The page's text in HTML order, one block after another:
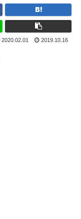
2020.02.01 2019.10.16